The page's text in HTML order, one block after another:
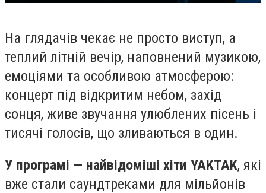
На глядачів чекає не просто виступ, а
теплий літній вечір, наповнений музикою,
емоціями та особливою атмосферою:
концерт під відкритим небом, захід
сонця, живе звучання улюблених пісень і
тисячі голосів, що зливаються в один.
У програмі — найвідоміші хіти YAKTAK, які
вже стали саундтреками для мільйонів